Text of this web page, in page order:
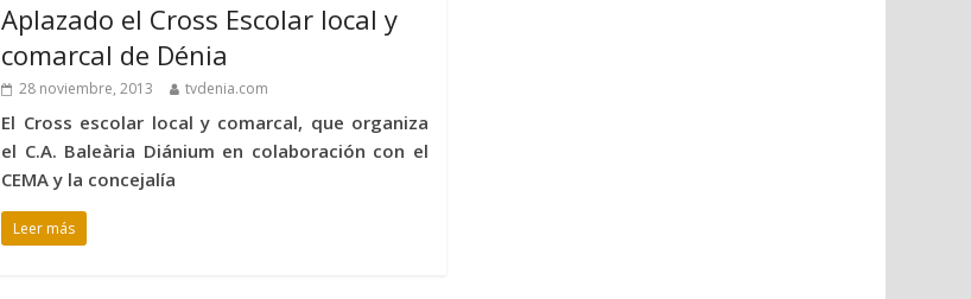
Aplazado el Cross Escolar local y
comarcal de Dénia
28 noviembre, 2013 tvdenia.com
El Cross escolar local y comarcal, que organiza
el C.A. Baleària Diánium en colaboración con el
CEMA y la concejalía
Leer más